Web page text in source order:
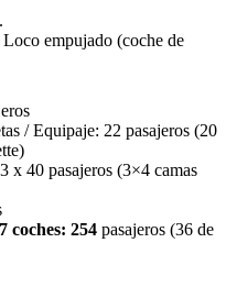
empujado (coche de
/ Equipaje: 22 pasajeros (20
x 40 pasajeros (3×4 camas
coches: 254 pasajeros (36 de